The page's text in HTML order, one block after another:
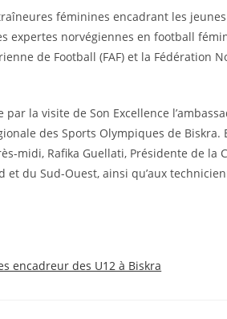
féminines encadrant les jeunes
expertes norvégiennes en football
de Football (FAF) et la Fédération
la visite de Son Excellence
des Sports Olympiques de
midi, Rafika Guellati, Présidente de la
du Sud-Ouest, ainsi qu’aux
encadreur des U12 à Biskra